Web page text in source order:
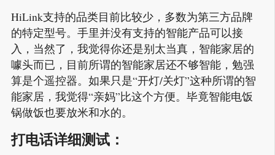
HiLink支持的品类目前比较少，多数为第三方品牌
的特定型号。手里并没有支持的智能产品可以接
入，当然了，我觉得你还是别太当真，智能家居的
噱头而已，目前所谓的智能家居还不够智能，勉强
算是个遥控器。如果只是“开灯/关灯”这种所谓的智
能家居，我觉得“亲妈”比这个方便。毕竟智能电饭
锅做饭也要放米和水的。
打电话详细测试：